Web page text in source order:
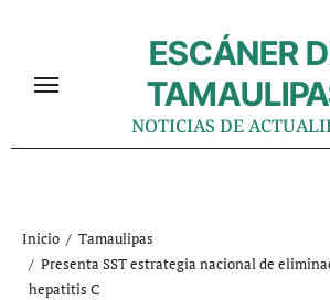
contenido
ESCÁNER
NOTICIAS DE
Inicio
Tamaulipas
Presenta SST estrategia nacional de
hepatitis C